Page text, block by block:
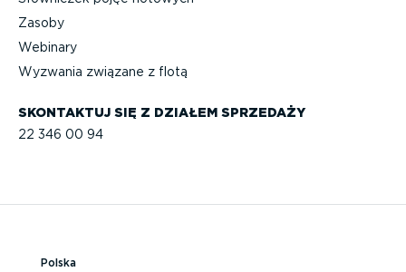
SKONTAKTUJ SIĘ Z DZIAŁEM SPRZEDAŻY
22 346 00 94
Zasoby
Webinary
Wyzwania związane z flotą
Polska